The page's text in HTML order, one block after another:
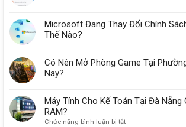
Microsoft Đang Thay Đổi Chính
Thế Nào?
Có Nên Mở Phòng Game Tại
Nay?
Máy Tính Cho Kế Toán Tại Đà Nẵng
RAM?
Chức năng bình luận bị tắtở